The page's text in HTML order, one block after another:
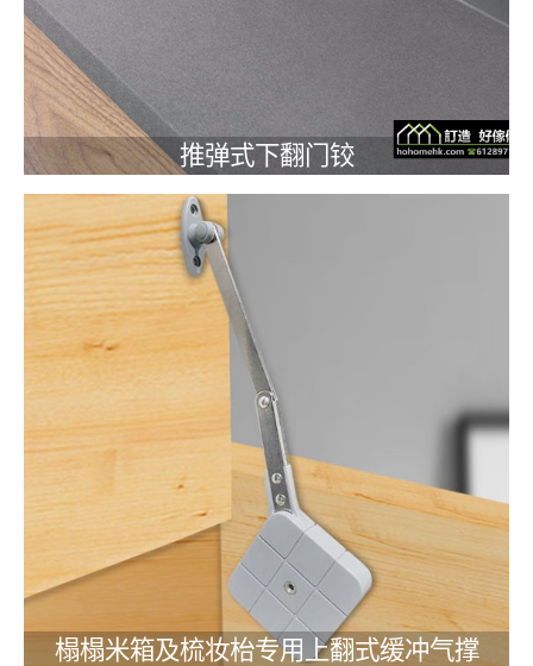
推弹式下翻门铰
榻榻米箱及梳妆枱专用上翻式缓冲气撑